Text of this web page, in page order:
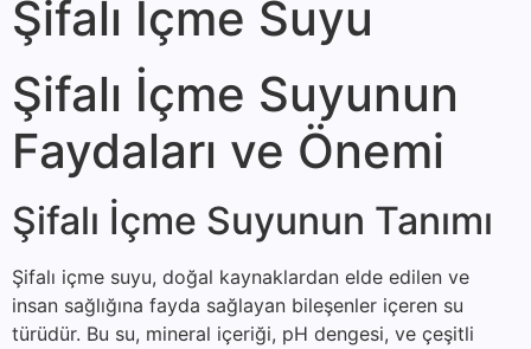
Şifalı İçme Suyu
Şifalı İçme Suyunun
Faydaları ve Önemi
Şifalı İçme Suyunun Tanımı
Şifalı içme suyu, doğal kaynaklardan elde edilen ve
insan sağlığına fayda sağlayan bileşenler içeren su
türüdür. Bu su, mineral içeriği, pH dengesi, ve çeşitli